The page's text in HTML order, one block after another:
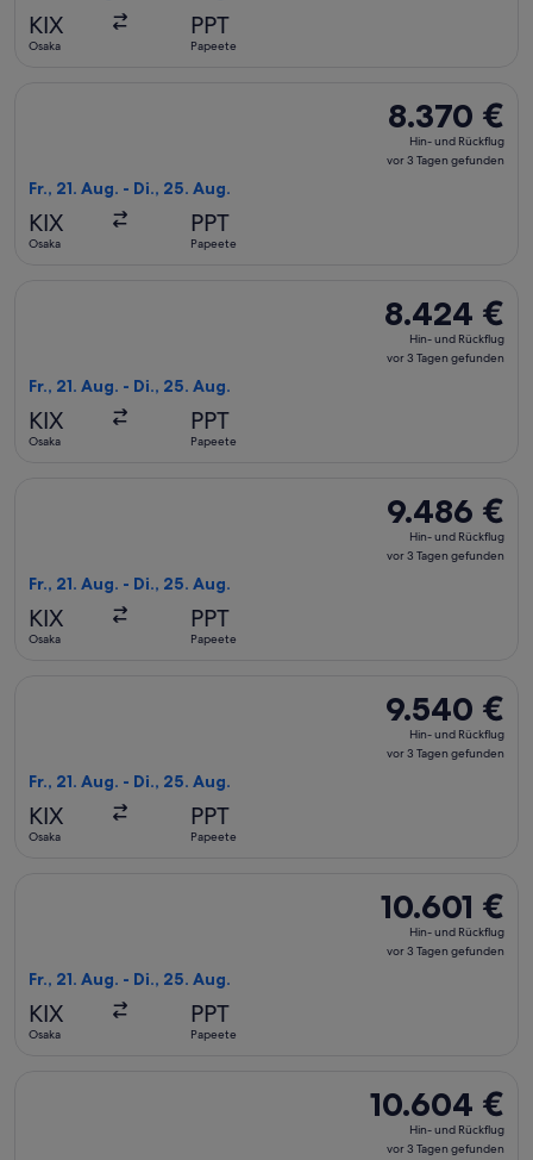
KIX
Osaka
PPT
Papeete
8.370 €
Hin-
und
8.370 €
Hin- und Rückflug
vor 3 Tagen gefunden
Fr., 21. Aug. - Di., 25. Aug.
KIX
Osaka
PPT
Papeete
8.424 €
Hin-
und
8.424 €
Hin- und Rückflug
vor 3 Tagen gefunden
Fr., 21. Aug. - Di., 25. Aug.
KIX
Osaka
PPT
Papeete
9.486 €
Hin-
und
9.486 €
Hin- und Rückflug
vor 3 Tagen gefunden
Fr., 21. Aug. - Di., 25. Aug.
KIX
Osaka
PPT
Papeete
9.540 €
Hin-
und
9.540 €
Hin- und Rückflug
vor 3 Tagen gefunden
Fr., 21. Aug. - Di., 25. Aug.
KIX
Osaka
PPT
Papeete
10.601 €
Hin-
und
10.601 €
Hin- und Rückflug
vor 3 Tagen gefunden
Fr., 21. Aug. - Di., 25. Aug.
KIX
Osaka
PPT
Papeete
10.604 €
Hin-
und
10.604 €
Hin- und Rückflug
vor 3 Tagen gefunden